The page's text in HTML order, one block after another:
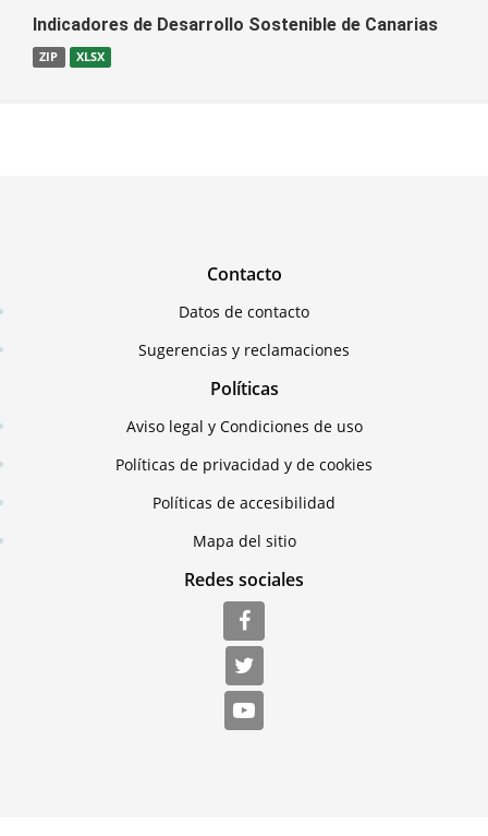
Indicadores de Desarrollo Sostenible de Canarias
ZIP XLSX
Contacto
Datos de contacto
Sugerencias y reclamaciones
Políticas
Aviso legal y Condiciones de uso
Políticas de privacidad y de cookies
Políticas de accesibilidad
Mapa del sitio
Redes sociales